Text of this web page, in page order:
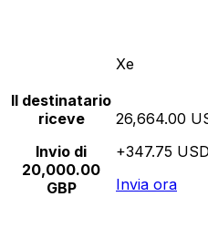
Xe
Il destinatario
riceve
Invio di
20,000.00
GBP
26,664.00
+347.75 USD
Invia ora